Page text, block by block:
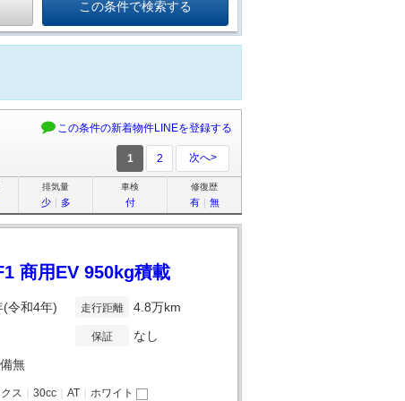
この条件の新着物件LINEを登録する
1 2 次へ>
排気量
少｜ 多
車検
付
修復歴
有｜ 無
商用EV 950kg積載
(令和4年)
無
走行距離 4.8万km
保証 なし
ス 30cc AT ホワイト